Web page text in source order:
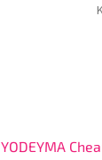
YODEYMA